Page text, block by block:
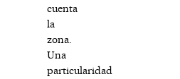
cuenta
la
zona.
Una
particularidad